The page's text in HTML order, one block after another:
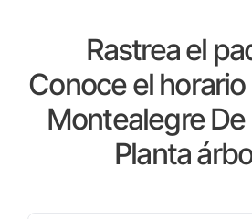
Rastrea el
Conoce el
Montealegre
Planta